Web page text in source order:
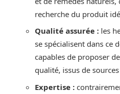
recherche du produit
Qualité assurée : les
se spécialisent dans ce
capables de proposer
qualité, issus de
Expertise :